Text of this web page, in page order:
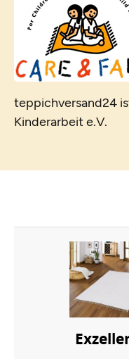
teppichversand24
Kinderarbeit e.V.